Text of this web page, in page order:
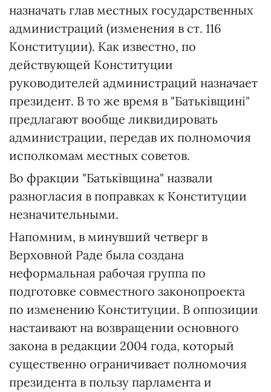
назначать глав местных государственных
администраций (изменения в ст. 116
Конституции). Как известно, по
действующей Конституции
руководителей администраций назначает
президент. В то же время в "Батьківщині"
предлагают вообще ликвидировать
администрации, передав их полномочия
исполкомам местных советов.
Во фракции "Батьківщина" назвали
разногласия в поправках к Конституции
незначительными.
Напомним, в минувший четверг в
Верховной Раде была создана
неформальная рабочая группа по
подготовке совместного законопроекта
по изменению Конституции. В оппозиции
настаивают на возвращении основного
закона в редакции 2004 года, который
существенно ограничивает полномочия
президента в пользу парламента и